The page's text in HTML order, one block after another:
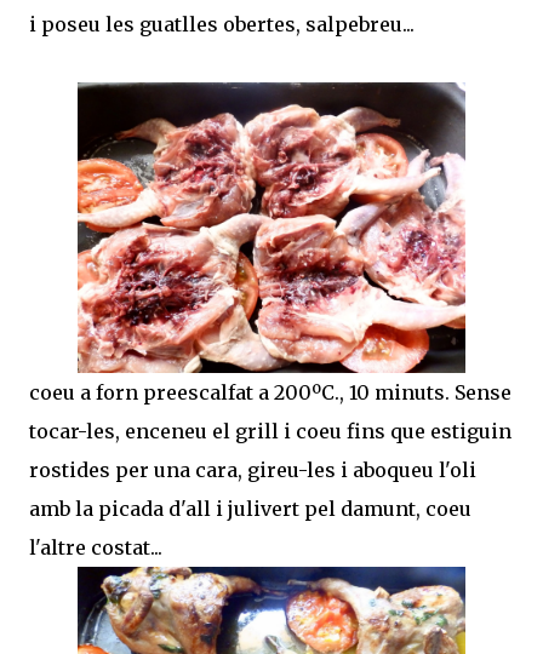
i poseu les guatlles obertes, salpebreu...
coeu a forn preescalfat a 200ºC., 10 minuts. Sense
tocar-les, enceneu el grill i coeu fins que estiguin
rostides per una cara, gireu-les i aboqueu l'oli
amb la picada d'all i julivert pel damunt, coeu
l'altre costat...